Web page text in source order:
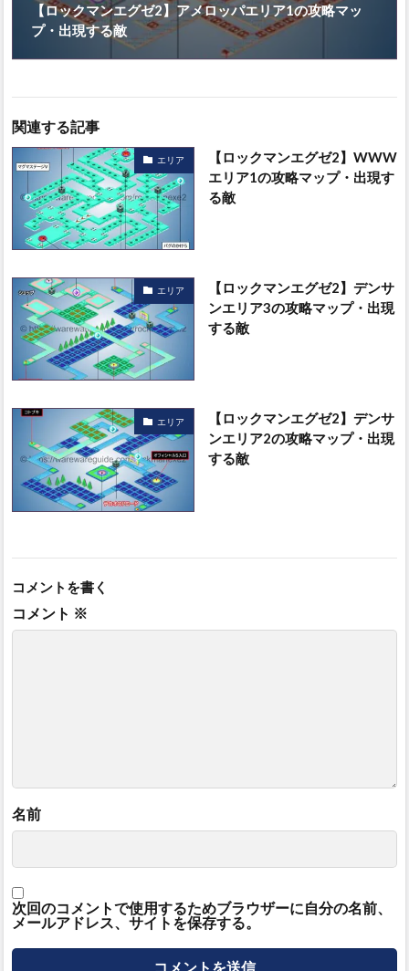
【ロックマンエグゼ2】アメロッパエリア1の攻略マッ
プ・出現する敵
関連する記事
エリア
【ロックマンエグゼ2】WWW
エリア1の攻略マップ・出現す
る敵
エリア
【ロックマンエグゼ2】デンサ
ンエリア3の攻略マップ・出現
する敵
エリア
【ロックマンエグゼ2】デンサ
ンエリア2の攻略マップ・出現
する敵
コメントを書く
コメント ※
名前
次回のコメントで使用するためブラウザーに自分の名前、
メールアドレス、サイトを保存する。